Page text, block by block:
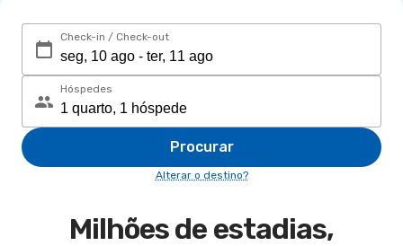
Check-in / Check-out
Hóspedes
Procurar
Alterar o destino?
Milhões de estadias,